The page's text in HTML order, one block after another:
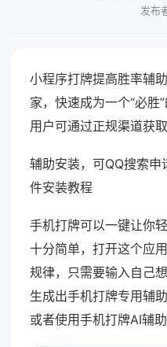
发布
小程序打牌提高胜率辅
家，快速成为一个“必胜
用户可通过正规渠道获取
辅助安装，可QQ搜索
件安装教程
手机打牌可以一键让你
十分简单，打开这个应
规律，只需要输入自己
生成出手机打牌专用辅
或者使用手机打牌AI辅